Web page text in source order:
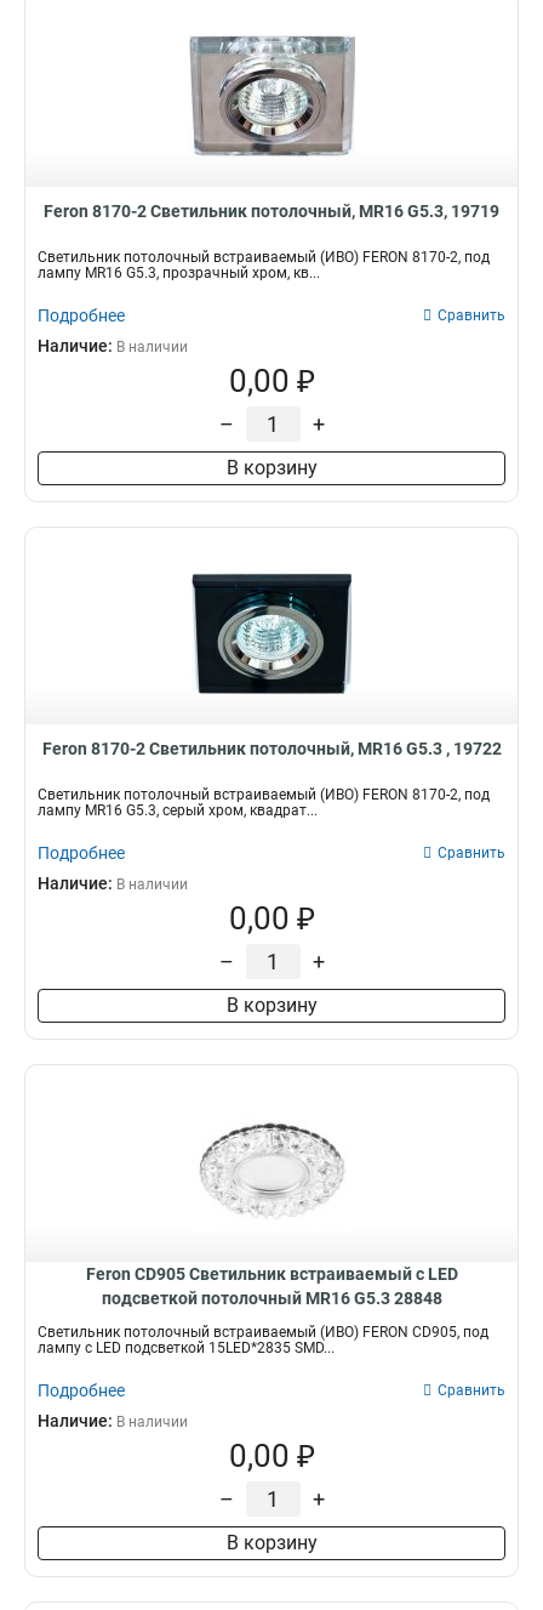
Feron 8170-2 Светильник потолочный, MR16 G5.3, 19719
Светильник потолочный встраиваемый (ИВО) FERON 8170-2, под
лампу MR16 G5.3, прозрачный хром, кв...
Подробнее Сравнить
Наличие: В наличии
0,00 ₽
– +
В корзину
Feron 8170-2 Светильник потолочный, MR16 G5.3 , 19722
Светильник потолочный встраиваемый (ИВО) FERON 8170-2, под
лампу MR16 G5.3, серый хром, квадрат...
Подробнее Сравнить
Наличие: В наличии
0,00 ₽
– +
В корзину
Feron CD905 Светильник встраиваемый с LED
подсветкой потолочный MR16 G5.3 28848
Светильник потолочный встраиваемый (ИВО) FERON CD905, под
лампу с LED подсветкой 15LED*2835 SMD...
Подробнее Сравнить
Наличие: В наличии
0,00 ₽
– +
В корзину